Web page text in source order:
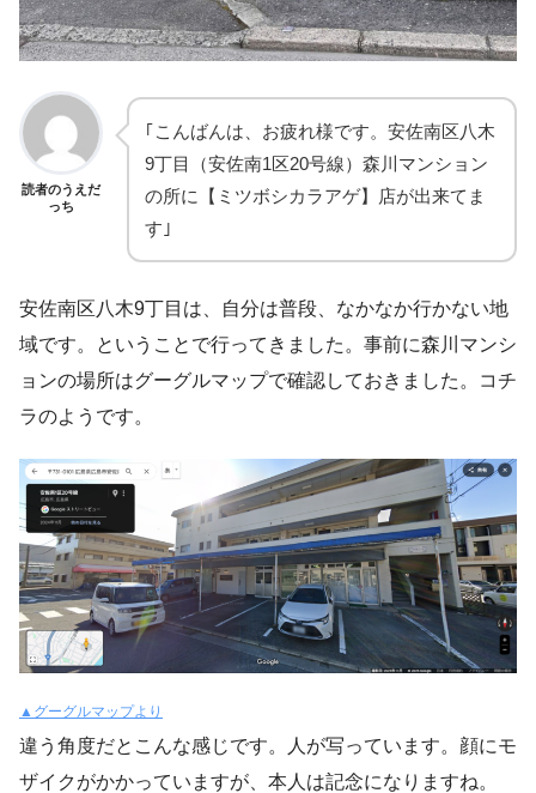
読者のうえだ
っち
｢こんばんは、お疲れ様です。安佐南区八木
9丁目（安佐南1区20号線）森川マンション
の所に【ミツボシカラアゲ】店が出来てま
す｣
安佐南区八木9丁目は、自分は普段、なかなか行かない地
域です。ということで行ってきました。事前に森川マンシ
ョンの場所はグーグルマップで確認しておきました。コチ
ラのようです。
▲グーグルマップより
違う角度だとこんな感じです。人が写っています。顔にモ
ザイクがかかっていますが、本人は記念になりますね。